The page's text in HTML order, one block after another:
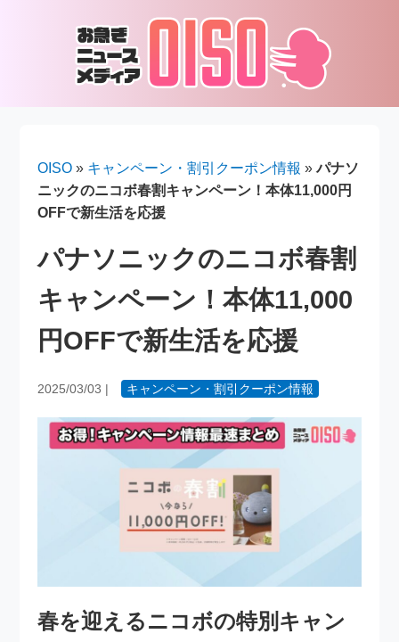
OISO » キャンペーン・割引クーポン情報 »パナソ
ニックのニコボ春割キャンペーン！本体11,000円
OFFで新生活を応援
パナソニックのニコボ春割
キャンペーン！本体11,000
円OFFで新生活を応援
2025/03/03 | キャンペーン・割引クーポン情報
春を迎えるニコボの特別キャン